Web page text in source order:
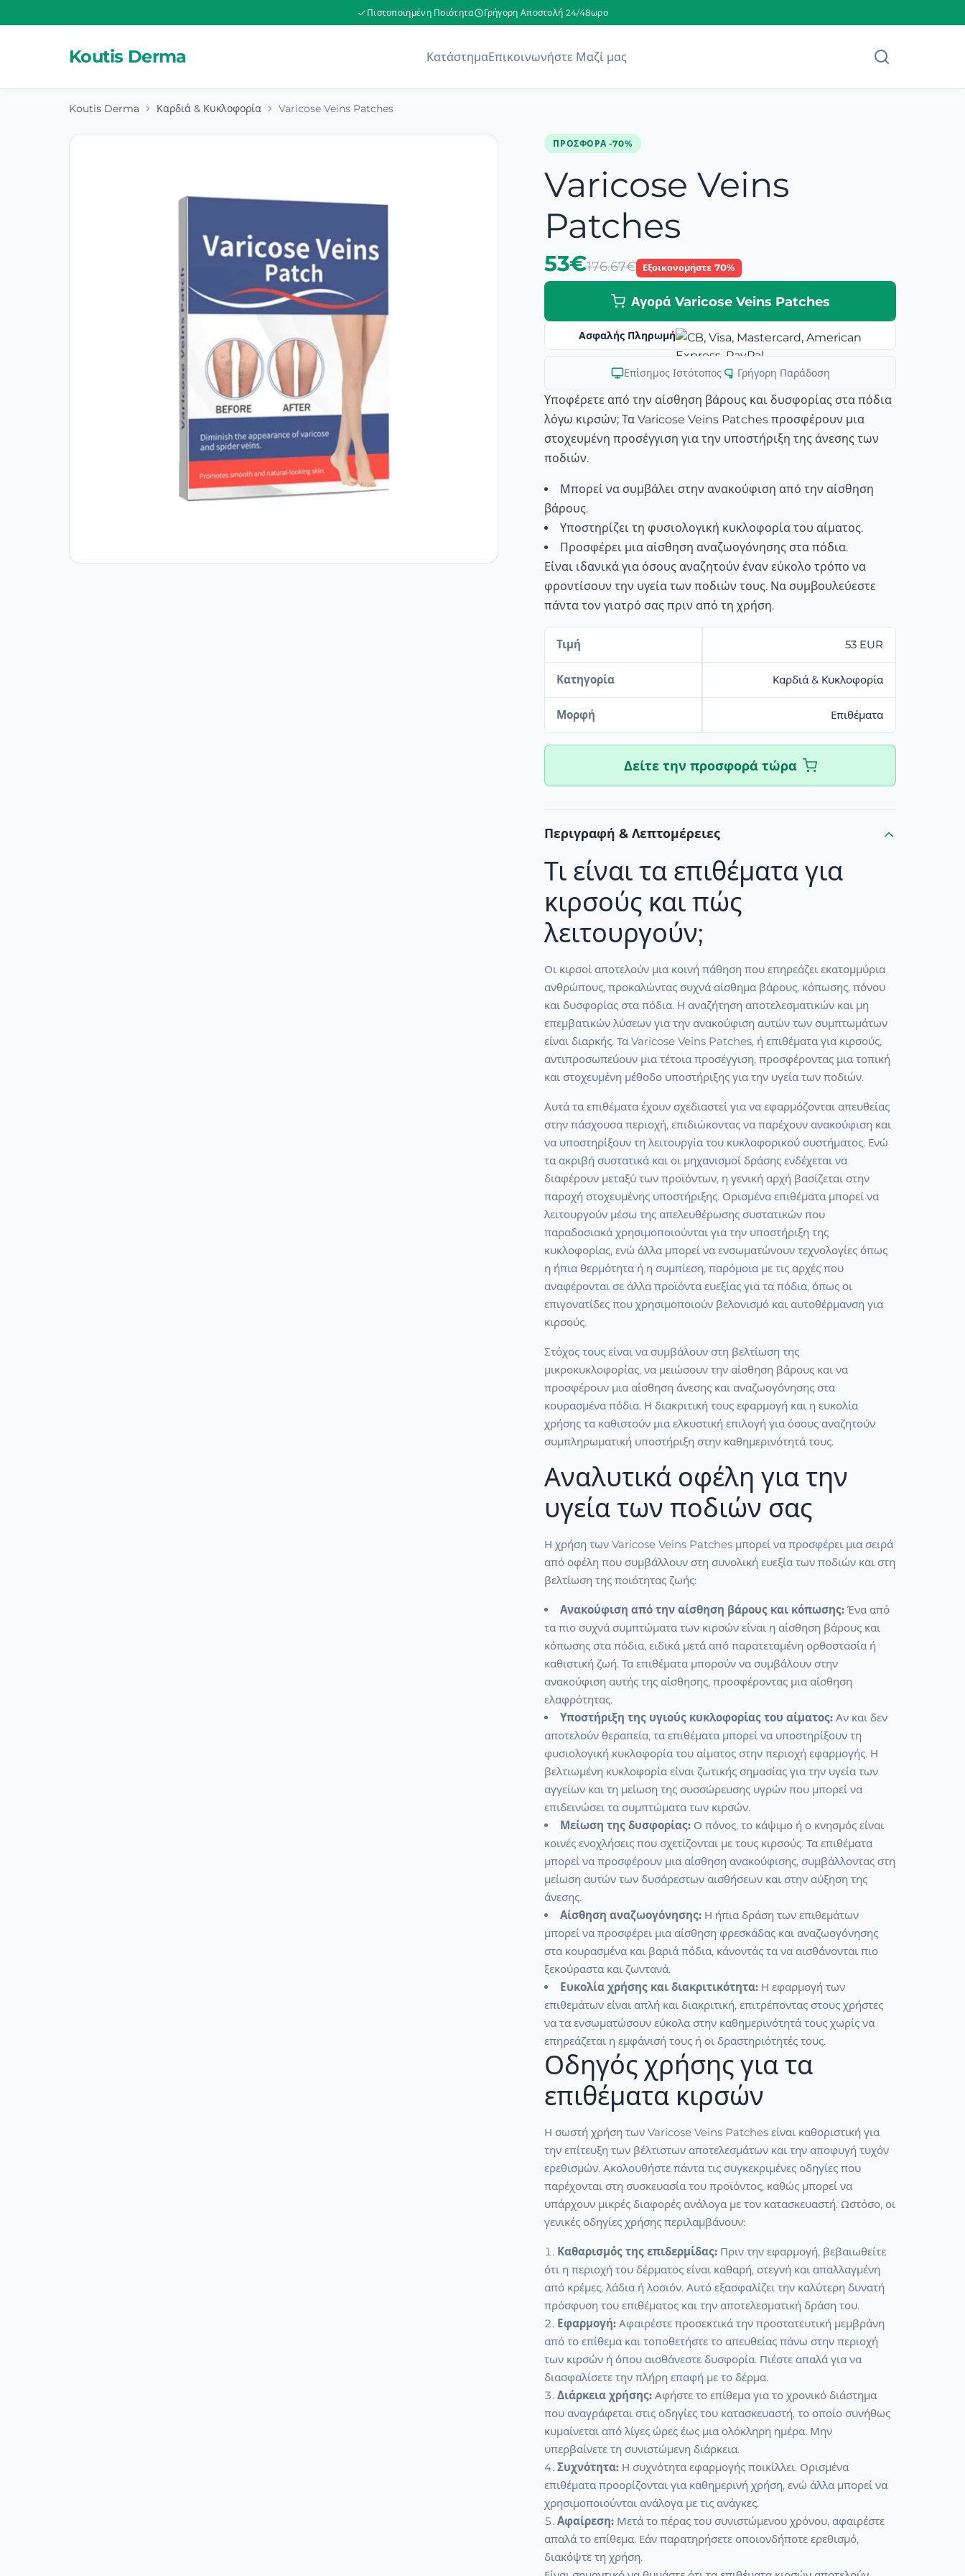
Πιστοποιημένη Ποιότητα Γρήγορη Αποστολή 24/48ωρο
Koutis Derma ΚατάστημαΕπικοινωνήστε Μαζί μας
Koutis Derma Καρδιά & Κυκλοφορία Varicose Veins Patches
ΠΡΟΣΦΟΡΆ -70%
Varicose Veins
Patches
53€176.67€ Εξοικονομήστε 70%
Αγορά Varicose Veins Patches
Ασφαλής Πληρωμή
Επίσημος Ιστότοπος| Γρήγορη Παράδοση
Υποφέρετε από την αίσθηση βάρους και δυσφορίας στα πόδια
λόγω κιρσών; Τα Varicose Veins Patches προσφέρουν μια
στοχευμένη προσέγγιση για την υποστήριξη της άνεσης των
ποδιών.
Μπορεί να συμβάλει στην ανακούφιση από την αίσθηση
βάρους.
Υποστηρίζει τη φυσιολογική κυκλοφορία του αίματος.
Προσφέρει μια αίσθηση αναζωογόνησης στα πόδια.
Είναι ιδανικά για όσους αναζητούν έναν εύκολο τρόπο να
φροντίσουν την υγεία των ποδιών τους. Να συμβουλεύεστε
πάντα τον γιατρό σας πριν από τη χρήση.
Τιμή 53 EUR
Κατηγορία Καρδιά & Κυκλοφορία
Μορφή Επιθέματα
Δείτε την προσφορά τώρα
Περιγραφή & Λεπτομέρειες
Τι είναι τα επιθέματα για
κιρσούς και πώς
λειτουργούν;
Οι κιρσοί αποτελούν μια κοινή πάθηση που επηρεάζει εκατομμύρια
ανθρώπους, προκαλώντας συχνά αίσθημα βάρους, κόπωσης, πόνου
και δυσφορίας στα πόδια. Η αναζήτηση αποτελεσματικών και μη
επεμβατικών λύσεων για την ανακούφιση αυτών των συμπτωμάτων
είναι διαρκής. Τα Varicose Veins Patches, ή επιθέματα για κιρσούς,
αντιπροσωπεύουν μια τέτοια προσέγγιση, προσφέροντας μια τοπική
και στοχευμένη μέθοδο υποστήριξης για την υγεία των ποδιών.
Αυτά τα επιθέματα έχουν σχεδιαστεί για να εφαρμόζονται απευθείας
στην πάσχουσα περιοχή, επιδιώκοντας να παρέχουν ανακούφιση και
να υποστηρίξουν τη λειτουργία του κυκλοφορικού συστήματος. Ενώ
τα ακριβή συστατικά και οι μηχανισμοί δράσης ενδέχεται να
διαφέρουν μεταξύ των προϊόντων, η γενική αρχή βασίζεται στην
παροχή στοχευμένης υποστήριξης. Ορισμένα επιθέματα μπορεί να
λειτουργούν μέσω της απελευθέρωσης συστατικών που
παραδοσιακά χρησιμοποιούνται για την υποστήριξη της
κυκλοφορίας, ενώ άλλα μπορεί να ενσωματώνουν τεχνολογίες όπως
η ήπια θερμότητα ή η συμπίεση, παρόμοια με τις αρχές που
αναφέρονται σε άλλα προϊόντα ευεξίας για τα πόδια, όπως οι
επιγονατίδες που χρησιμοποιούν βελονισμό και αυτοθέρμανση για
κιρσούς.
Στόχος τους είναι να συμβάλουν στη βελτίωση της
μικροκυκλοφορίας, να μειώσουν την αίσθηση βάρους και να
προσφέρουν μια αίσθηση άνεσης και αναζωογόνησης στα
κουρασμένα πόδια. Η διακριτική τους εφαρμογή και η ευκολία
χρήσης τα καθιστούν μια ελκυστική επιλογή για όσους αναζητούν
συμπληρωματική υποστήριξη στην καθημερινότητά τους.
Αναλυτικά οφέλη για την
υγεία των ποδιών σας
Η χρήση των Varicose Veins Patches μπορεί να προσφέρει μια σειρά
από οφέλη που συμβάλλουν στη συνολική ευεξία των ποδιών και στη
βελτίωση της ποιότητας ζωής:
Ανακούφιση από την αίσθηση βάρους και κόπωσης:Ένα από
τα πιο συχνά συμπτώματα των κιρσών είναι η αίσθηση βάρους και
κόπωσης στα πόδια, ειδικά μετά από παρατεταμένη ορθοστασία ή
καθιστική ζωή. Τα επιθέματα μπορούν να συμβάλουν στην
ανακούφιση αυτής της αίσθησης, προσφέροντας μια αίσθηση
ελαφρότητας.
Υποστήριξη της υγιούς κυκλοφορίας του αίματος:Αν και δεν
αποτελούν θεραπεία, τα επιθέματα μπορεί να υποστηρίξουν τη
φυσιολογική κυκλοφορία του αίματος στην περιοχή εφαρμογής. Η
βελτιωμένη κυκλοφορία είναι ζωτικής σημασίας για την υγεία των
αγγείων και τη μείωση της συσσώρευσης υγρών που μπορεί να
επιδεινώσει τα συμπτώματα των κιρσών.
Μείωση της δυσφορίας:Ο πόνος, το κάψιμο ή ο κνησμός είναι
κοινές ενοχλήσεις που σχετίζονται με τους κιρσούς. Τα επιθέματα
μπορεί να προσφέρουν μια αίσθηση ανακούφισης, συμβάλλοντας στη
μείωση αυτών των δυσάρεστων αισθήσεων και στην αύξηση της
άνεσης.
Αίσθηση αναζωογόνησης:Η ήπια δράση των επιθεμάτων
μπορεί να προσφέρει μια αίσθηση φρεσκάδας και αναζωογόνησης
στα κουρασμένα και βαριά πόδια, κάνοντάς τα να αισθάνονται πιο
ξεκούραστα και ζωντανά.
Ευκολία χρήσης και διακριτικότητα:Η εφαρμογή των
επιθεμάτων είναι απλή και διακριτική, επιτρέποντας στους χρήστες
να τα ενσωματώσουν εύκολα στην καθημερινότητά τους χωρίς να
επηρεάζεται η εμφάνισή τους ή οι δραστηριότητές τους.
Οδηγός χρήσης για τα
επιθέματα κιρσών
Η σωστή χρήση των Varicose Veins Patches είναι καθοριστική για
την επίτευξη των βέλτιστων αποτελεσμάτων και την αποφυγή τυχόν
ερεθισμών. Ακολουθήστε πάντα τις συγκεκριμένες οδηγίες που
παρέχονται στη συσκευασία του προϊόντος, καθώς μπορεί να
υπάρχουν μικρές διαφορές ανάλογα με τον κατασκευαστή. Ωστόσο, οι
γενικές οδηγίες χρήσης περιλαμβάνουν:
Καθαρισμός της επιδερμίδας: Πριν την εφαρμογή, βεβαιωθείτε
ότι η περιοχή του δέρματος είναι καθαρή, στεγνή και απαλλαγμένη
από κρέμες, λάδια ή λοσιόν. Αυτό εξασφαλίζει την καλύτερη δυνατή
πρόσφυση του επιθέματος και την αποτελεσματική δράση του.
Εφαρμογή: Αφαιρέστε προσεκτικά την προστατευτική μεμβράνη
από το επίθεμα και τοποθετήστε το απευθείας πάνω στην περιοχή
των κιρσών ή όπου αισθάνεστε δυσφορία. Πιέστε απαλά για να
διασφαλίσετε την πλήρη επαφή με το δέρμα.
Διάρκεια χρήσης: Αφήστε το επίθεμα για το χρονικό διάστημα
που αναγράφεται στις οδηγίες του κατασκευαστή, το οποίο συνήθως
κυμαίνεται από λίγες ώρες έως μια ολόκληρη ημέρα. Μην
υπερβαίνετε τη συνιστώμενη διάρκεια.
Συχνότητα: Η συχνότητα εφαρμογής ποικίλλει. Ορισμένα
επιθέματα προορίζονται για καθημερινή χρήση, ενώ άλλα μπορεί να
χρησιμοποιούνται ανάλογα με τις ανάγκες.
Αφαίρεση: Μετά το πέρας του συνιστώμενου χρόνου, αφαιρέστε
απαλά το επίθεμα. Εάν παρατηρήσετε οποιονδήποτε ερεθισμό,
διακόψτε τη χρήση.